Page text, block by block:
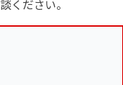
ください。